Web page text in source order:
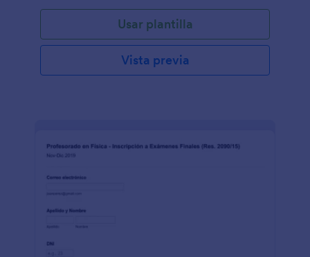
Usar plantilla
Vista previa